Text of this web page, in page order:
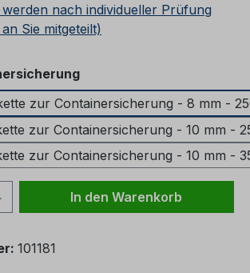
nach individueller Prüfung
Sie mitgeteilt)
auswählen
zur Containersicherung - 8 mm -
zur Containersicherung - 10 mm -
zur Containersicherung - 10 mm -
Gib den
In den Warenkorb
101181